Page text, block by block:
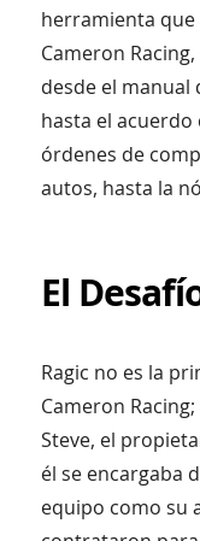
herramienta
Cameron
desde el
hasta el
órdenes de
autos, hasta la
El
Ragic no es la
Cameron
Steve, el
él se encargaba
equipo como su